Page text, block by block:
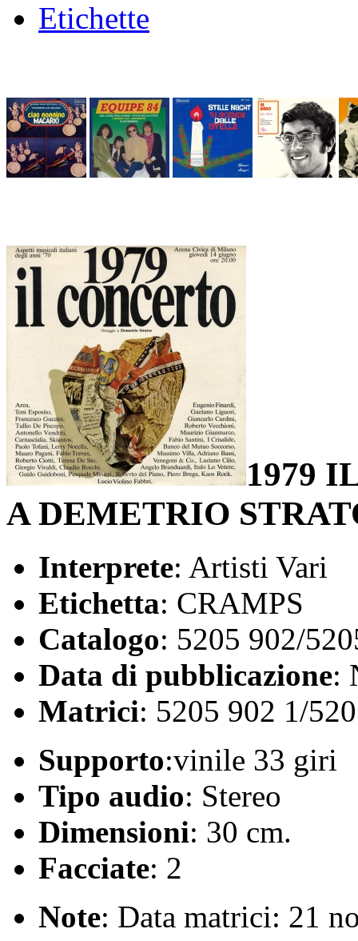
Etichette
1979
A DEMETRIO
Interprete: Artisti Vari
Etichetta: CRAMPS
Catalogo: 5205 902/
Data di pubblicazione:
Matrici: 5205 902 1/
Supporto:vinile 33 giri
Tipo audio: Stereo
Dimensioni: 30 cm.
Facciate: 2
Note: Data matrici: 21